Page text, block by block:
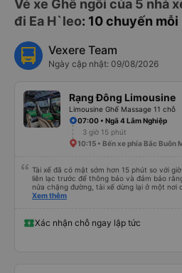
Vé xe Ghế ngồi của 5 nhà
đi Ea H`leo: 10 chuyến mỗi
Vexere Team
Ngày cập nhật: 09/08/2026
Rạng Đông Limousine
Limousine Ghế Massage 11 chỗ
07:00 • Ngã 4 Lâm Nghiệp
3 giờ 15 phút
10:15 • Bến xe phía Bắc Buôn
Tài xế đã có mặt sớm hơn 15 phút so với
liên lạc trước để thông báo và đảm bảo
nửa chặng đường, tài xế dừng lại ở một nơi
gia đình nhỏ. Đồ ăn đơn giản nhưng ngon
được chế biến sẵn nên sẵn sàng để ăn!
sao thì xe buýt đã đến đúng giờ mặc dù
giờ) để ăn. Tài xế đã tăng tốc vào nửa sau,
Xem thêm
Xác nhận chỗ ngay lập tức